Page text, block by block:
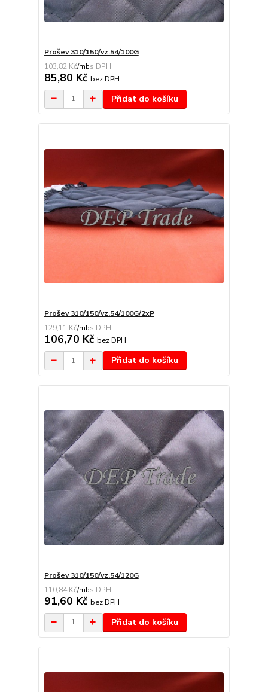
Prošev 310/150/vz.54/100G
103,82 Kč/mb
85,80 Kč bez DPH
Přidat do košíku
Prošev 310/150/vz.54/100G/2xP
129,11 Kč/mb
106,70 Kč bez DPH
Přidat do košíku
Prošev 310/150/vz.54/120G
110,84 Kč/mb
91,60 Kč bez DPH
Přidat do košíku